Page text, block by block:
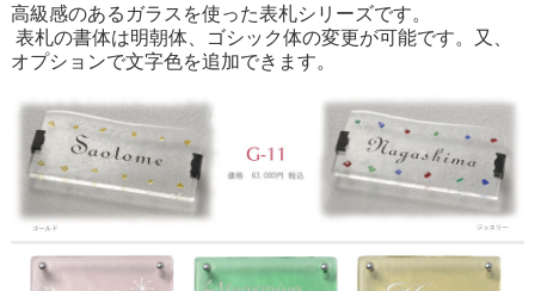
高級感のあるガラスを使った表札シリーズです。
表札の書体は明朝体、ゴシック体の変更が可能です。又、
オプションで文字色を追加できます。